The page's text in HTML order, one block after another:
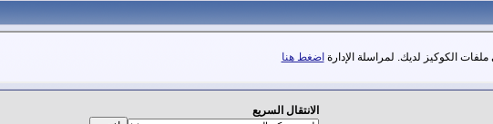
الكوكيز لديك. لمراسلة الإدارة اضغط هنا
الانتقال السريع